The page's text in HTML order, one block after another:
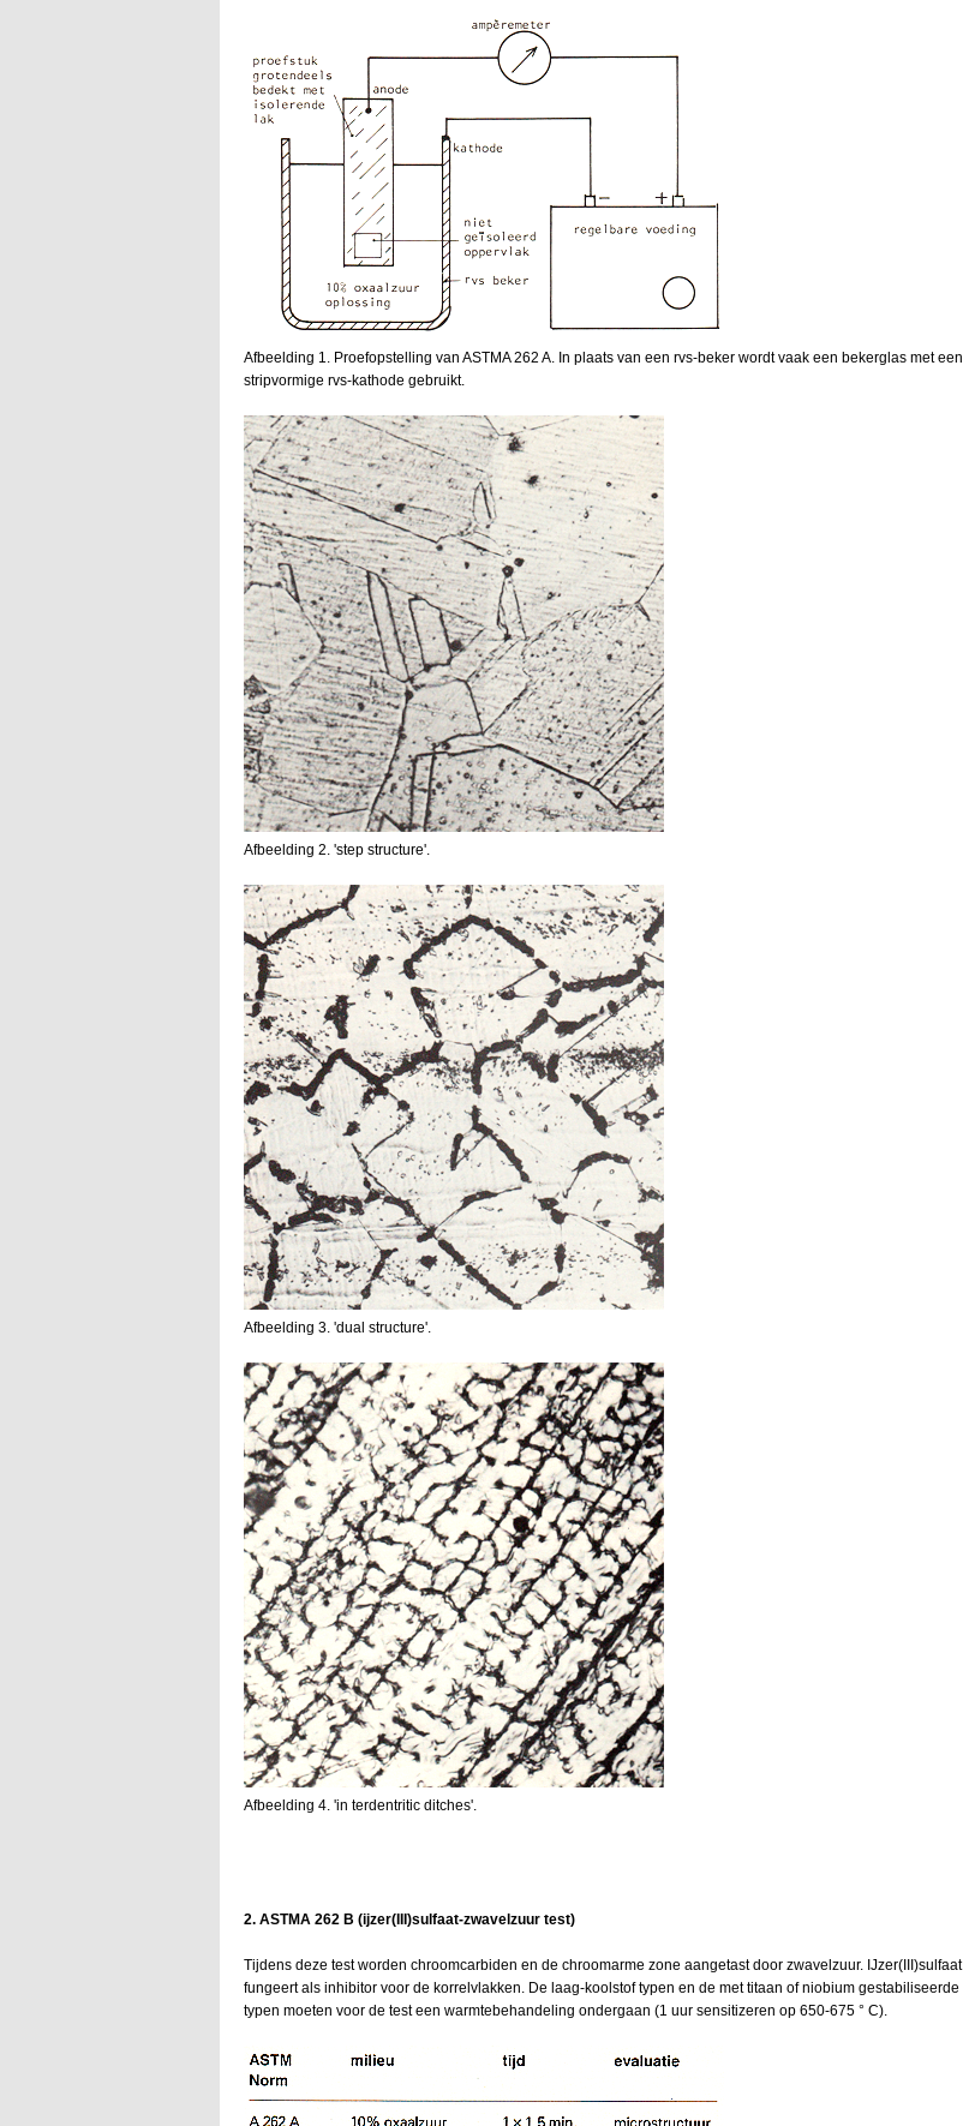
Afbeelding 1. Proefopstelling van ASTMA 262 A. In plaats van een rvs-beker wordt vaak een bekerglas met een
stripvormige rvs-kathode gebruikt.
Afbeelding 2. 'step structure'.
Afbeelding 3. 'dual structure'.
Afbeelding 4. 'in terdentritic ditches'.
2. ASTMA 262 B (ijzer(III)sulfaat-zwavelzuur test)
Tijdens deze test worden chroomcarbiden en de chroomarme zone aangetast door zwavelzuur. IJzer(III)sulfaat
fungeert als inhibitor voor de korrelvlakken. De laag-koolstof typen en de met titaan of niobium gestabiliseerde
typen moeten voor de test een warmtebehandeling ondergaan (1 uur sensitizeren op 650-675 ° C).